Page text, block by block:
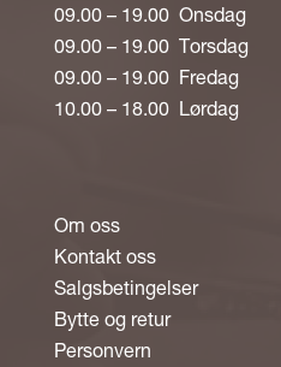
09.00 – 19.00 Onsdag
09.00 – 19.00 Torsdag
09.00 – 19.00 Fredag
10.00 – 18.00 Lørdag
Om oss
Kontakt oss
Salgsbetingelser
Bytte og retur
Personvern